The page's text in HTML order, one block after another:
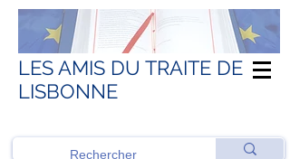
LES AMIS DU TRAITE DE
LISBONNE